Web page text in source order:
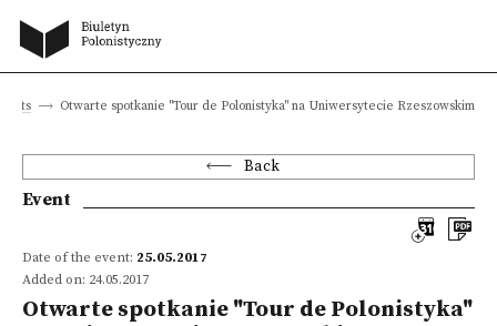
Otwarte spotkanie "Tour de Polonistyka" na Uniwersytecie Rzeszowskim
Back
Event
Date of the event: 25.05.2017
Added on: 24.05.2017
Otwarte spotkanie "Tour de Polonistyka"